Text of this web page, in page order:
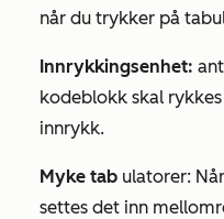
når du trykker på
Innrykkingsenhet:
kodeblokk skal
innrykk.
Myke tab ulatorer:
settes det inn